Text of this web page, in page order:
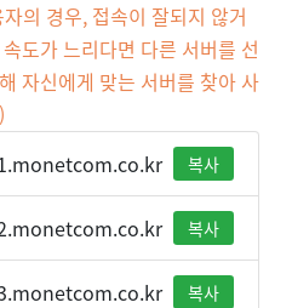
의 경우, 접속이 잘되지 않거
도가 느리다면 다른 서버를 선
자신에게 맞는 서버를 찾아 사
복사
복사
복사